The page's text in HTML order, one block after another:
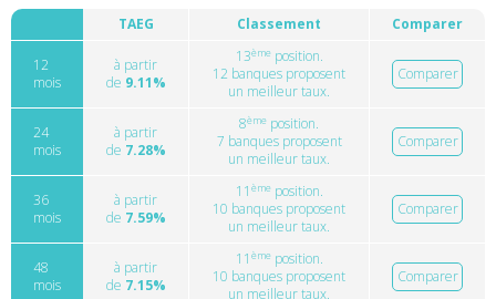
TAEG Classement Comparer
12
mois
à partir
de 9.11%
13èmeposition.
12 banques proposent
un meilleur taux.
Comparer
24
mois
à partir
de 7.28%
8ème position.
7 banques proposent
un meilleur taux.
Comparer
36
mois
à partir
de 7.59%
11 èmeposition.
10 banques proposent
un meilleur taux.
Comparer
48
mois
à partir
de 7.15%
11 èmeposition.
10 banques proposent
un meilleur taux.
Comparer